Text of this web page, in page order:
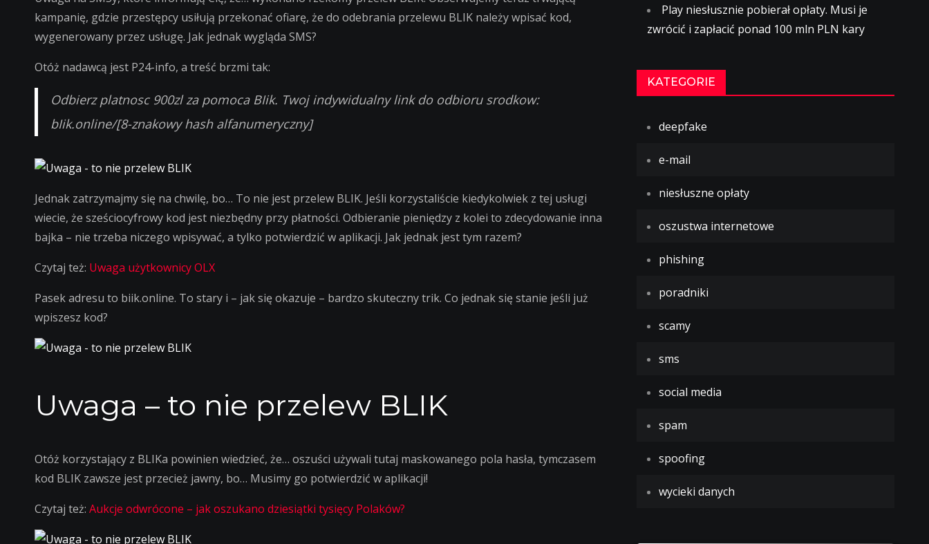
to
nie
kampanię, gdzie przestępcy usiłują przekonać ofiarę, że do odebrania przelewu BLIK należy wpisać kod,
wygenerowany przez usługę. Jak jednak wygląda SMS?
Otóż nadawcą jest P24-info, a treść brzmi tak:
Odbierz platnosc 900zl za pomoca BIik. Twoj indywidualny link do odbioru srodkow:
bIik.online/[8-znakowy hash alfanumeryczny]
Jednak zatrzymajmy się na chwilę, bo… To nie jest przelew BLIK. Jeśli korzystaliście kiedykolwiek z tej usługi
wiecie, że sześciocyfrowy kod jest niezbędny przy płatności. Odbieranie pieniędzy z kolei to zdecydowanie inna
bajka – nie trzeba niczego wpisywać, a tylko potwierdzić w aplikacji. Jak jednak jest tym razem?
Czytaj też: Uwaga użytkownicy OLX
Pasek adresu to biik.online. To stary i – jak się okazuje – bardzo skuteczny trik. Co jednak się stanie jeśli już
wpiszesz kod?
Uwaga – to nie przelew BLIK
Otóż korzystający z BLIKa powinien wiedzieć, że… oszuści używali tutaj maskowanego pola hasła, tymczasem
kod BLIK zawsze jest przecież jawny, bo… Musimy go potwierdzić w aplikacji!
Czytaj też: Aukcje odwrócone – jak oszukano dziesiątki tysięcy Polaków?
Play niesłusznie pobierał opłaty. Musi je
zwrócić i zapłacić ponad 100 mln PLN kary
KATEGORIE
deepfake
e-mail
niesłuszne opłaty
oszustwa internetowe
phishing
poradniki
scamy
sms
social media
spam
spoofing
wycieki danych